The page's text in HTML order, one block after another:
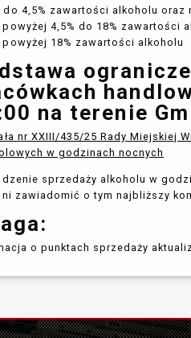
do 4,5% zawartości alkoholu oraz
powyżej 4,5% do 18% zawartości
powyżej 18% zawartości alkoholu
na terenie
nr XXIII/435/25 Rady Miejskiej
w godzinach nocnych
sprzedaży alkoholu w
zawiadomić o tym najbliższy
o punktach sprzedaży